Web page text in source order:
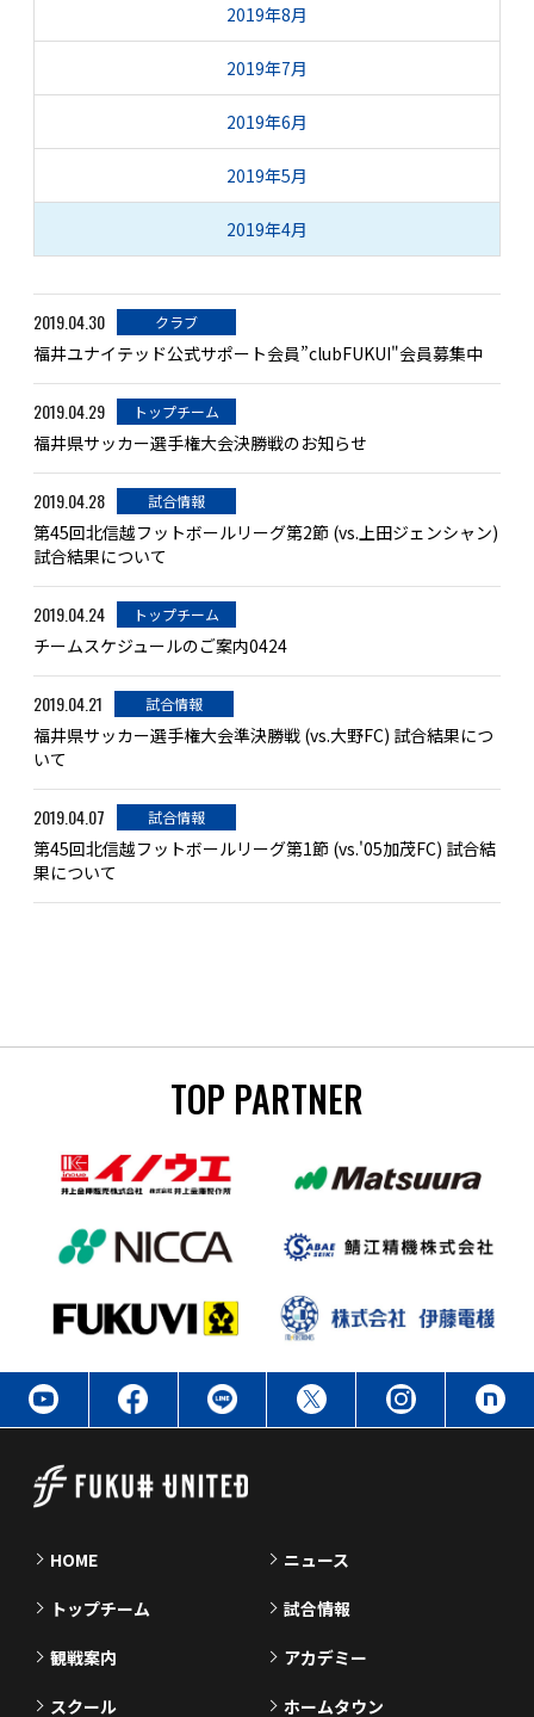
2019年8月
2019年7月
2019年6月
2019年5月
2019年4月
2019.04.30 クラブ
福井ユナイテッド公式サポート会員”clubFUKUI"会員募集中
2019.04.29 トップチーム
福井県サッカー選手権大会決勝戦のお知らせ
2019.04.28 試合情報
第45回北信越フットボールリーグ第2節 (vs.上田ジェンシャン)
試合結果について
2019.04.24 トップチーム
チームスケジュールのご案内0424
2019.04.21 試合情報
福井県サッカー選手権大会準決勝戦 (vs.大野FC) 試合結果につ
いて
2019.04.07 試合情報
第45回北信越フットボールリーグ第1節 (vs.'05加茂FC) 試合結
果について
TOP PARTNER
HOME ニュース
トップチーム 試合情報
観戦案内 アカデミー
スクール ホームタウン